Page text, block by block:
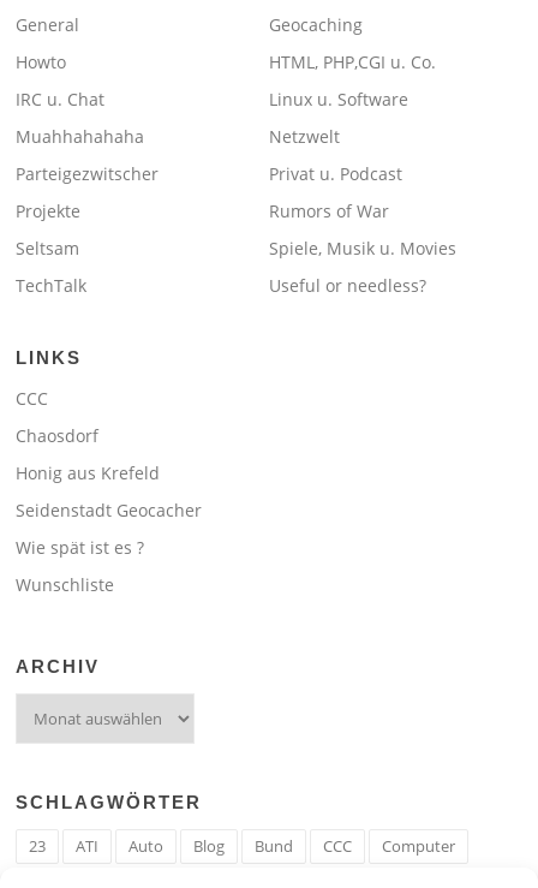
General
Geocaching
Howto
HTML, PHP,CGI u. Co.
IRC u. Chat
Linux u. Software
Muahhahahaha
Netzwelt
Parteigezwitscher
Privat u. Podcast
Projekte
Rumors of War
Seltsam
Spiele, Musik u. Movies
TechTalk
Useful or needless?
LINKS
CCC
Chaosdorf
Honig aus Krefeld
Seidenstadt Geocacher
Wie spät ist es ?
Wunschliste
ARCHIV
SCHLAGWÖRTER
23 ATI Auto Blog Bund CCC
Computer